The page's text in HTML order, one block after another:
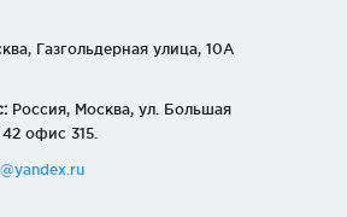
Газгольдерная улица, 10А
Россия, Москва, ул. Большая
офис 315.